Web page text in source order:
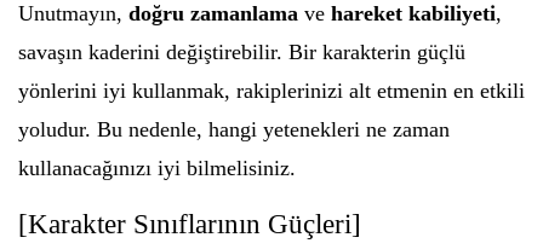
Unutmayın, doğru zamanlama ve hareket kabiliyeti,
savaşın kaderini değiştirebilir. Bir karakterin güçlü
yönlerini iyi kullanmak, rakiplerinizi alt etmenin en etkili
yoludur. Bu nedenle, hangi yetenekleri ne zaman
kullanacağınızı iyi bilmelisiniz.
[Karakter Sınıflarının Güçleri]